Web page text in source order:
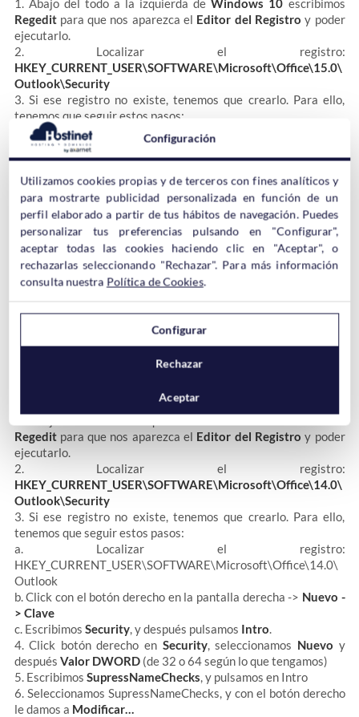
1. Abajo del todo a la izquierda deWindows 10 escribimos
Regeditpara que nos aparezca el Editor del Registro y poder
ejecutarlo.
2. Localizar el registro:
HKEY_CURRENT_USER\SOFTWARE\Microsoft\Office\15.0\
Outlook\Security
3. Si ese registro no existe, tenemos que crearlo. Para ello,
tenemos que seguir estos pasos:
a. Localizar el registro:
HKEY_CURRENT_USER\SOFTWARE\Microsoft\Office\15.0\
Outlook
b. Click con el botón derecho en la pantalla derecha ->Nuevo -
> Clave
c. EscribimosSecurity, y después pulsamosIntro.
4. Click botón derecho enSecurity, seleccionamosNuevoy
después Valor DWORD(de 32 o 64 según lo que tengamos)
5. EscribimosSupressNameChecks, y pulsamos en Intro
6. Seleccionamos SupressNameChecks, y con el botón derecho
Modificar…
Salimos del Editor del registro ¡y listo!
Outlook 2010
Regeditpara que nos aparezca el Editor del Registro y poder
ejecutarlo.
2. Localizar el registro:
HKEY_CURRENT_USER\SOFTWARE\Microsoft\Office\14.0\
Outlook\Security
3. Si ese registro no existe, tenemos que crearlo. Para ello,
tenemos que seguir estos pasos:
a. Localizar el registro:
HKEY_CURRENT_USER\SOFTWARE\Microsoft\Office\14.0\
Outlook
b. Click con el botón derecho en la pantalla derecha -> Nuevo -
> Clave
c. Escribimos Security, y después pulsamos Intro.
4. Click botón derecho en Security, seleccionamos Nuevo y
después Valor DWORD(de 32 o 64 según lo que tengamos)
5. Escribimos SupressNameChecks, y pulsamos en Intro
6. Seleccionamos SupressNameChecks, y con el botón derecho
le damos a Modificar…
Configuración
Utilizamos cookies propias y de terceros con fines analíticos y
para mostrarte publicidad personalizada en función de un
perfil elaborado a partir de tus hábitos de navegación. Puedes
personalizar tus preferencias pulsando en "Configurar",
aceptar todas las cookies haciendo clic en "Aceptar", o
rechazarlas seleccionando "Rechazar". Para más información
consulta nuestra Política de Cookies.
Configurar
Rechazar
Aceptar